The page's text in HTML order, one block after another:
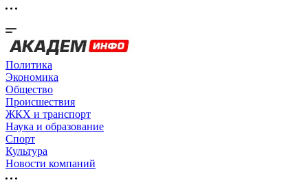
Политика
Экономика
Общество
Происшествия
ЖКХ и транспорт
Наука и образование
Спорт
Культура
Новости компаний